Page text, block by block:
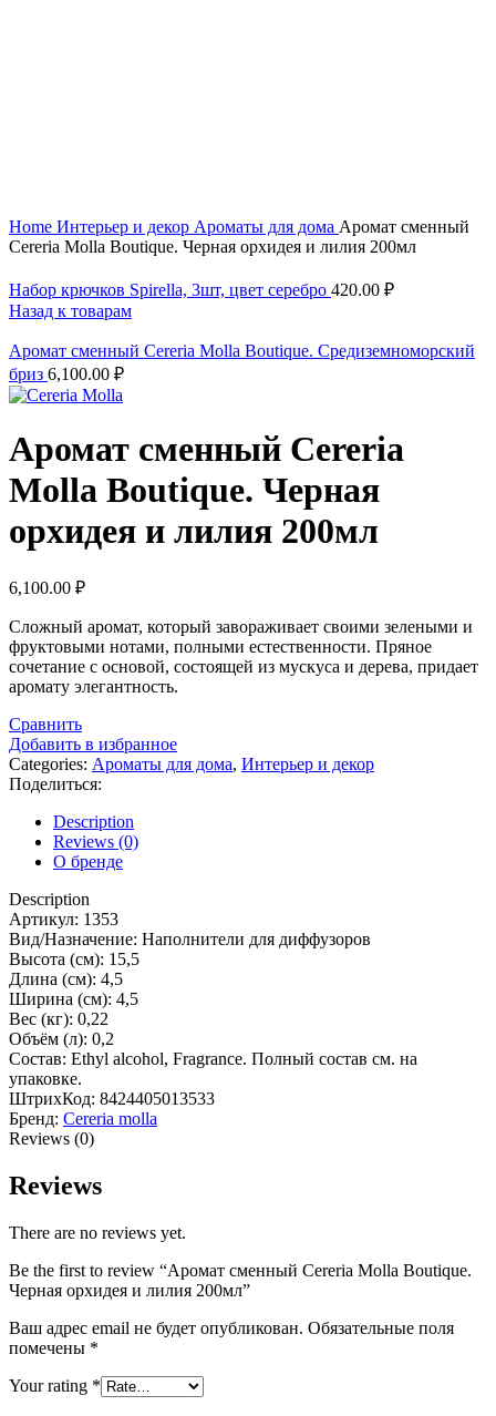
Home Интерьер и декор Ароматы для дома Аромат сменный
Cereria Molla Boutique. Черная орхидея и лилия 200мл
Набор крючков Spirella, 3шт, цвет серебро 420.00 ₽
Назад к товарам
Аромат сменный Cereria Molla Boutique. Средиземноморский
бриз 6,100.00 ₽
Аромат сменный Cereria
Molla Boutique. Черная
орхидея и лилия 200мл
6,100.00 ₽
Сложный аромат, который завораживает своими зелеными и
фруктовыми нотами, полными естественности. Пряное
сочетание с основой, состоящей из мускуса и дерева, придает
аромату элегантность.
Сравнить
Добавить в избранное
Categories: Ароматы для дома, Интерьер и декор
Поделиться:
Description
Reviews (0)
О бренде
Description
Артикул: 1353
Вид/Назначение: Наполнители для диффузоров
Высота (см): 15,5
Длина (см): 4,5
Ширина (см): 4,5
Вес (кг): 0,22
Объём (л): 0,2
Состав: Ethyl alcohol, Fragrance. Полный состав см. на
упаковке.
ШтрихКод: 8424405013533
Бренд: Cereria molla
Reviews (0)
Reviews
There are no reviews yet.
Be the first to review “Аромат сменный Cereria Molla Boutique.
Черная орхидея и лилия 200мл”
Ваш адрес email не будет опубликован. Обязательные поля
помечены *
Your rating *